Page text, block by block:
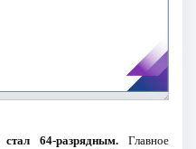
64-разрядным. Главное